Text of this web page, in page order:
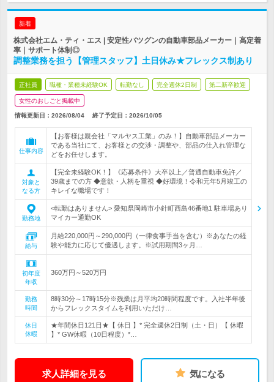
新着
株式会社エム・ティ・エス | 安定性バツグンの自動車部品メーカー｜高定着
率｜サポート体制◎
調整業務を担う【管理スタッフ】土日休み★フレックス制あり
正社員 職種・業種未経験OK 転勤なし 完全週休2日制 第二新卒歓迎
女性のおしごと掲載中
情報更新日：2026/08/04 終了予定日： 2026/10/05
仕事内容
【お客様は親会社「マルヤス工業」のみ！】自動車部品メーカー
である当社にて、お客様との交渉・調整や、部品の仕入れ管理な
どをお任せします。
対象と
なる方
【完全未経験OK！】《応募条件》大卒以上／普通自動車免許／
39歳までの方 ◆意欲・人柄を重視 ◆好環境！令和元年5月竣工の
キレイな職場です！
勤務地
<転勤はありません> 愛知県岡崎市小針町西島46番地1 駐車場あり
マイカー通勤OK
給与
月給220,000円～290,000円（一律食事手当を含む）※あなたの経
験や能力に応じて優遇します。※試用期間3ヶ月…
初年度
年収
360万円～520万円
勤務
時間
8時30分～17時15分※残業は月平均20時間程度です。入社半年後
からフレックスタイムを利用いただけ…
休日
休暇
★年間休日121日★【 休日 】* 完全週休2日制（土・日）【 休暇
】* GW休暇（10日程度）*…
求人詳細を見る 気になる